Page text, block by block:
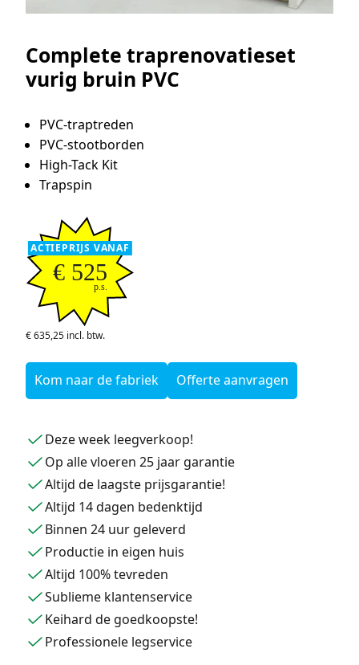
Complete traprenovatieset
vurig bruin PVC
PVC-traptreden
PVC-stootborden
High-Tack Kit
Trapspin
ACTIEPRIJS VANAF
€ 525
p.s.
€ 635,25 incl. btw.
Kom naar de fabriek Offerte aanvragen
Deze week leegverkoop!
Op alle vloeren 25 jaar garantie
Altijd de laagste prijsgarantie!
Altijd 14 dagen bedenktijd
Binnen 24 uur geleverd
Productie in eigen huis
Altijd 100% tevreden
Sublieme klantenservice
Keihard de goedkoopste!
Professionele legservice